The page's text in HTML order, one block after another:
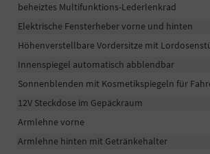
beheiztes Multifunktions-Lederlenkrad
Elektrische Fensterheber vorne und hinten
Höhenverstellbare Vordersitze mit
Innenspiegel automatisch abblendbar
Sonnenblenden mit Kosmetikspiegeln für
12V Steckdose im Gepäckraum
Armlehne vorne
Armlehne hinten mit Getränkehalter